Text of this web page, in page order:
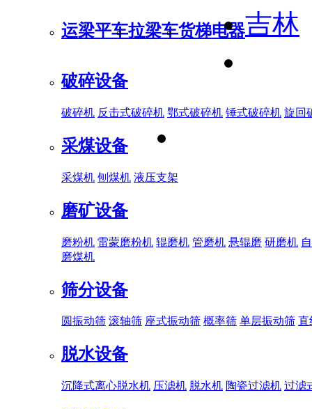
运梁平车拉梁车货梯电器
破碎设备
破碎机 反击式破碎机 鄂式破碎机 锤式破碎机 旋回
采煤设备
采煤机 刨煤机 液压支架
磨矿设备
磨粉机 雷蒙磨粉机 辊磨机 管磨机 悬辊磨 研磨机
磨煤机
筛分设备
圆振动筛 滚轴筛 座式振动筛 概率筛 单层振动筛 直
脱水设备
沉降式离心脱水机 压滤机 脱水机 陶瓷过滤机 过滤
吉林